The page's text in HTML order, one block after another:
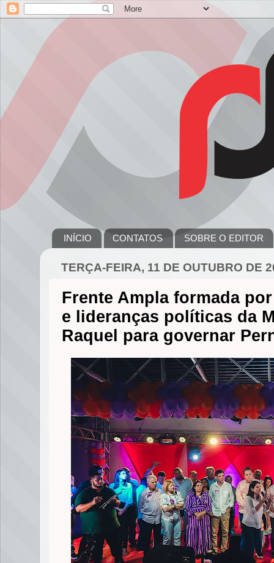
INÍCIO CONTATOS SOBRE O EDITOR
TERÇA-FEIRA, 11 DE OUTUBRO DE
Frente Ampla formada
e lideranças políticas da
Raquel para governar